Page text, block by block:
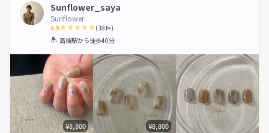
Sunflower_saya
Sunflower
4.9
1 2 3 4 5
(38件)
高槻駅から徒歩40分
¥8,800 ¥8,800